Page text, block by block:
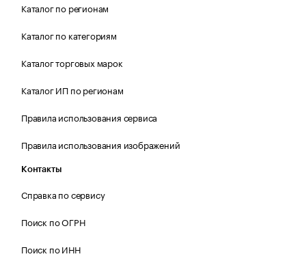
Каталог по регионам
Каталог по категориям
Каталог торговых марок
Каталог ИП по регионам
Правила использования сервиса
Правила использования изображений
Контакты
Справка по сервису
Поиск по ОГРН
Поиск по ИНН